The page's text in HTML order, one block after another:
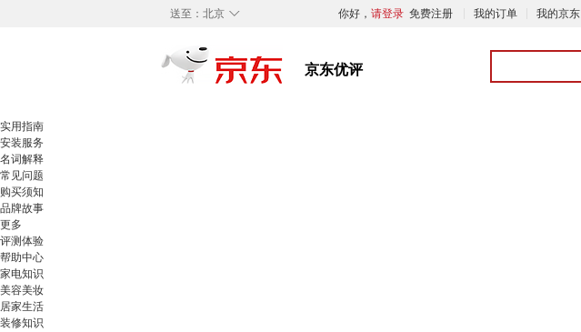
◇
送至： 北京 你好， 请登录 免费注册 我的订单 我的京东
实用指南
安装服务
名词解释
常见问题
购买须知
品牌故事
更多
评测体验
帮助中心
家电知识
美容美妆
居家生活
装修知识